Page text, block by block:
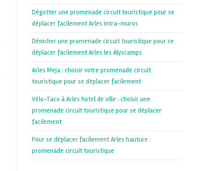
Dégotter une promenade circuit touristique pour se
déplacer facilement Arles intra-muros
Dénicher une promenade circuit touristique pour se
déplacer facilement Arles les Alyscamps
Arles Meja : choisir votre promenade circuit
touristique pour se déplacer facilement
Vélo-Taco à Arles hotel de ville : choisir une
promenade circuit touristique pour se déplacer
facilement
Pour se déplacer facilement Arles hauture :
promenade circuit touristique